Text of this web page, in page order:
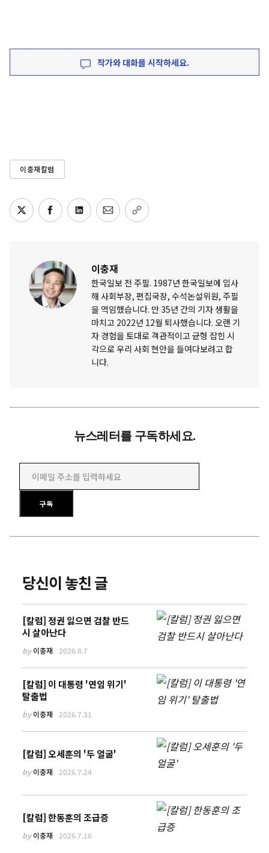
작가와 대화를 시작하세요.
이충재칼럼
이충재
한국일보 전 주필. 1987년 한국일보에 입사
해 사회부장, 편집국장, 수석논설위원, 주필
을 역임했습니다. 만 35년 간의 기자 생활을
마치고 2022년 12월 퇴사했습니다. 오랜 기
자 경험을 토대로 객관적이고 균형 잡힌 시
각으로 우리 사회 현안을 들여다보려고 합
니다.
뉴스레터를 구독하세요.
이메일 주소를 입력하세요
구독
당신이 놓친 글
[칼럼] 정권 잃으면 검찰 반드
시 살아난다
by이충재 2026.8.7
[칼럼] 이 대통령 '연임 위기'
탈출법
by이충재 2026.7.31
[칼럼] 오세훈의 '두 얼굴'
by이충재 2026.7.24
[칼럼] 한동훈의 조급증
by이충재 2026.7.16